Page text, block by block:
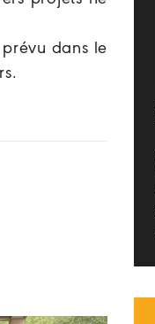
dans le